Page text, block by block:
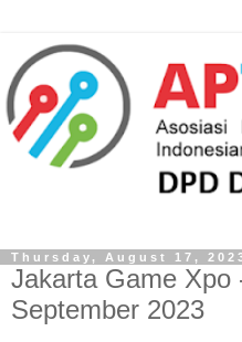
Thursday, August 17,
Jakarta Game Xpo
September 2023